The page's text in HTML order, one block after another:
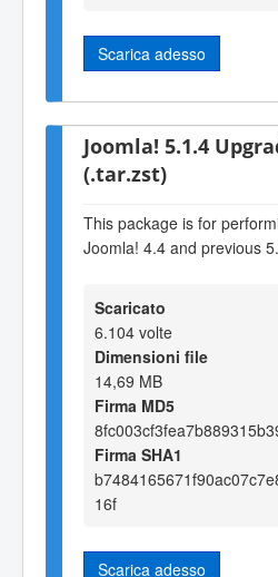
Scarica adesso
Joomla! 5.1.4
(.tar.zst)
This package is for
Joomla! 4.4 and previous
Scaricato
6.104 volte
Dimensioni file
14,69 MB
Firma MD5
Firma SHA1
16f
Scarica adesso